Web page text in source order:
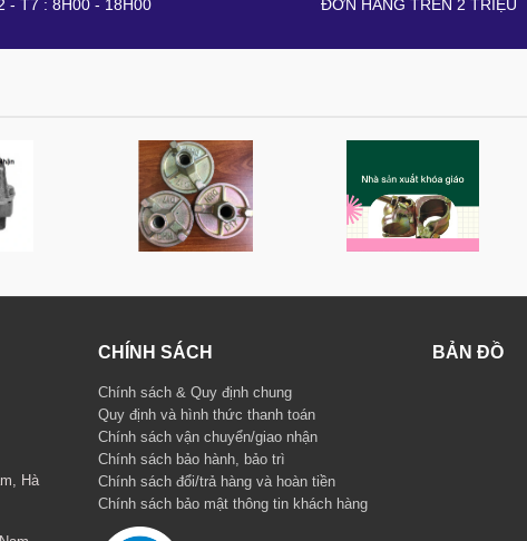
- T7 : 8H00 - 18H00 ĐƠN HÀNG TRÊN 2 TRIỆU
Hà
CHÍNH SÁCH
Chính sách & Quy định chung
Quy định và hình thức thanh toán
Chính sách vận chuyển/giao nhận
Chính sách bảo hành, bảo trì
Chính sách đổi/trả hàng và hoàn tiền
Chính sách bảo mật thông tin khách hàng
BẢN ĐỒ